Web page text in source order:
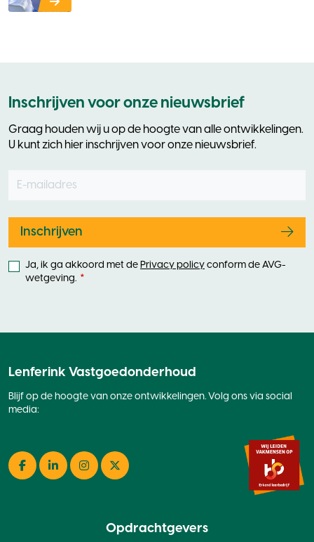
Inschrijven voor onze nieuwsbrief
Graag houden wij u op de hoogte van alle ontwikkelingen.
U kunt zich hier inschrijven voor onze nieuwsbrief.
Leave
blank
Inschrijven
Ja, ik ga akkoord met de Privacy policy conform de AVG-
wetgeving.
Lenferink Vastgoedonderhoud
Blijf op de hoogte van onze ontwikkelingen. Volg ons via social
media:
Facebook
LinkedInInstagramTwitter
Opdrachtgevers